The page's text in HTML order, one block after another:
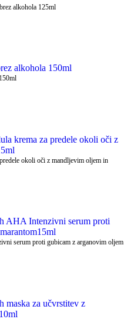
alkohola 125ml
okoli oči z mandljevim oljem in
serum proti gubicam z arganovim oljem